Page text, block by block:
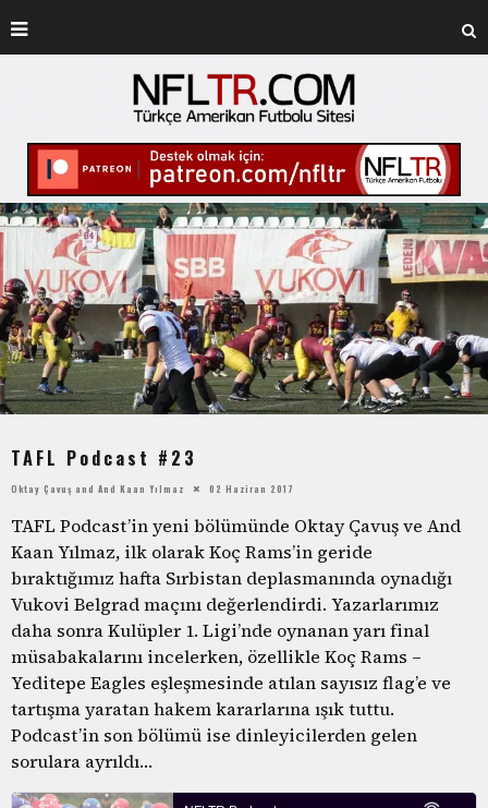
TAFL Podcast #23
Oktay Çavuş and And Kaan Yılmaz 02 Haziran 2017
TAFL Podcast’in yeni bölümünde Oktay Çavuş ve And
Kaan Yılmaz, ilk olarak Koç Rams’in geride
bıraktığımız hafta Sırbistan deplasmanında oynadığı
Vukovi Belgrad maçını değerlendirdi. Yazarlarımız
daha sonra Kulüpler 1. Ligi’nde oynanan yarı final
müsabakalarını incelerken, özellikle Koç Rams –
Yeditepe Eagles eşleşmesinde atılan sayısız flag’e ve
tartışma yaratan hakem kararlarına ışık tuttu.
Podcast’in son bölümü ise dinleyicilerden gelen
sorulara ayrıldı…